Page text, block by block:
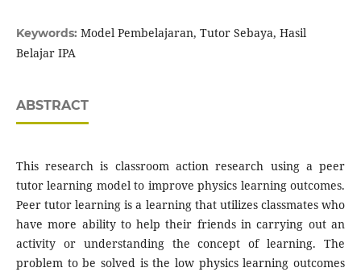
Keywords: Model Pembelajaran, Tutor Sebaya, Hasil
Belajar IPA
ABSTRACT
This research is classroom action research using a peer
tutor learning model to improve physics learning outcomes.
Peer tutor learning is a learning that utilizes classmates who
have more ability to help their friends in carrying out an
activity or understanding the concept of learning. The
problem to be solved is the low physics learning outcomes